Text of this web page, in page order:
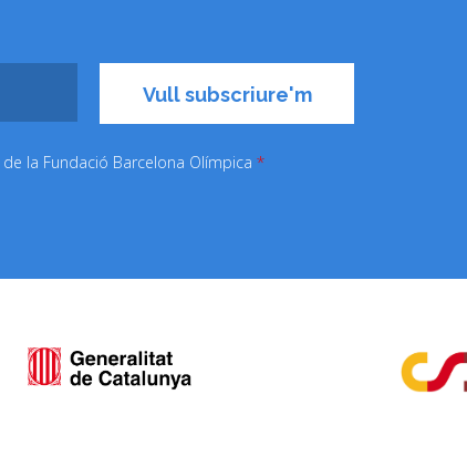
de la Fundació Barcelona Olímpica *